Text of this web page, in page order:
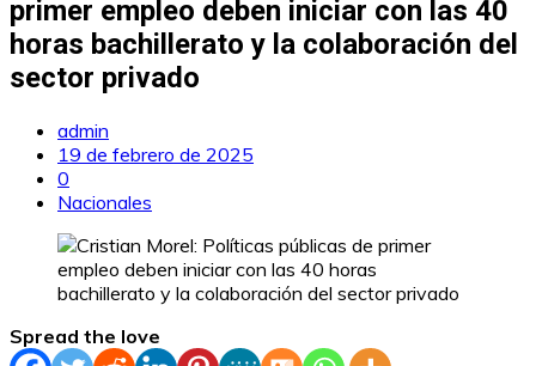
primer empleo deben iniciar con las 40
horas bachillerato y la colaboración del
sector privado
admin
19 de febrero de 2025
0
Nacionales
Spread the love